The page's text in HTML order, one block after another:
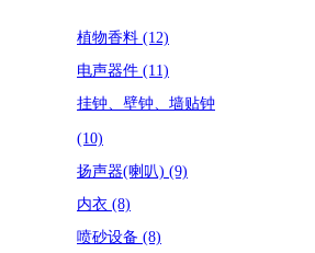
植物香料 (12)
电声器件 (11)
挂钟、壁钟、墙贴钟
(10)
扬声器(喇叭) (9)
内衣 (8)
喷砂设备 (8)